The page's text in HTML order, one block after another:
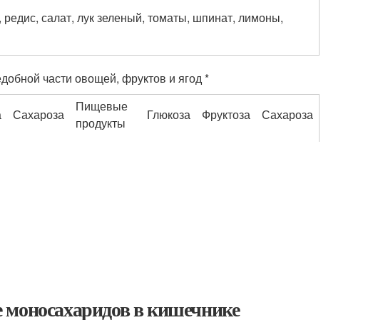
салат, лук зеленый, томаты, шпинат, лимоны,
части овощей, фруктов и ягод *
Сахароза
Пищевые
продукты
Глюкоза Фруктоза Сахароза
в кишечнике